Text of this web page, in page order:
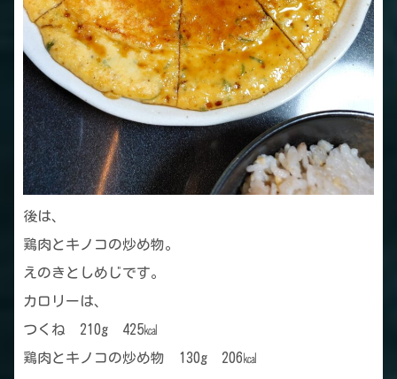
後は、
鶏肉とキノコの炒め物。
えのきとしめじです。
カロリーは、
つくね 210g 425㎉
鶏肉とキノコの炒め物 130g 206㎉